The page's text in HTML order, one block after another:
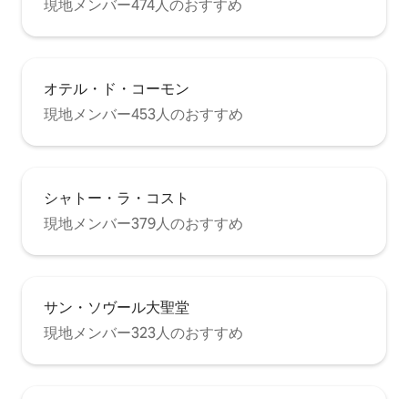
現地メンバー474人のおすすめ
オテル・ド・コーモン
現地メンバー453人のおすすめ
シャトー・ラ・コスト
現地メンバー379人のおすすめ
サン・ソヴール大聖堂
現地メンバー323人のおすすめ